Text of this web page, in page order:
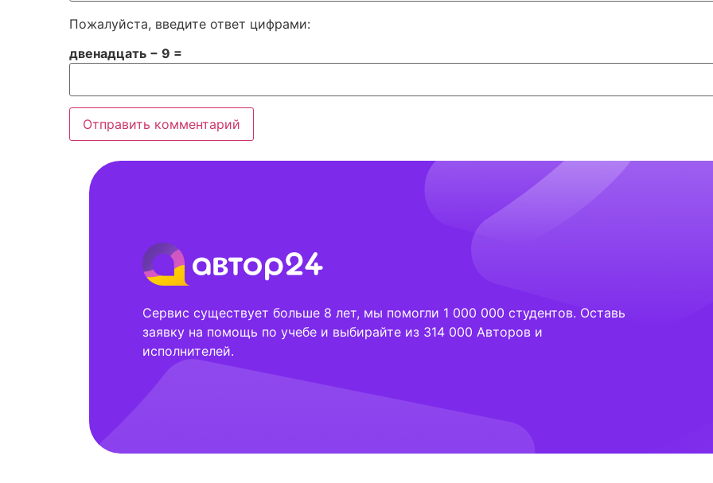
Пожалуйста, введите ответ цифрами:
двенадцать − 9 =
Сервис существует больше 8 лет, мы помогли 1 000 000 студентов. Оставь
заявку на помощь по учебе и выбирайте из 314 000 Авторов и
исполнителей.